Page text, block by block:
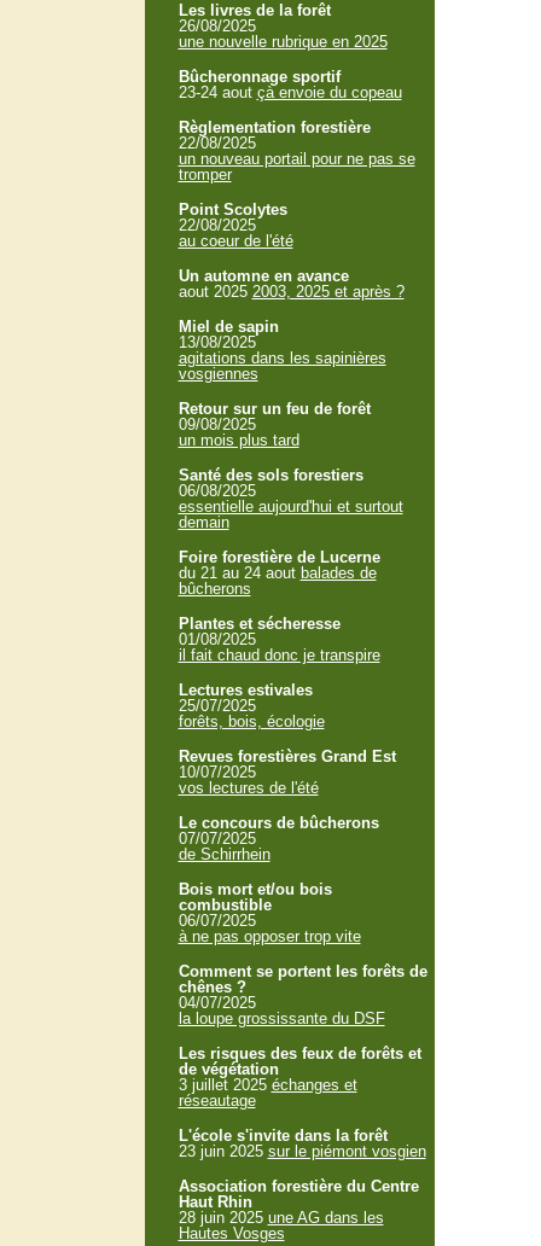
Les livres de la forêt
26/08/2025
une nouvelle rubrique en 2025
Bûcheronnage sportif
23-24 aout çà envoie du copeau
Règlementation forestière
22/08/2025
un nouveau portail pour ne pas se
tromper
Point Scolytes
22/08/2025
au coeur de l'été
Un automne en avance
aout 2025 2003, 2025 et après ?
Miel de sapin
13/08/2025
agitations dans les sapinières
vosgiennes
Retour sur un feu de forêt
09/08/2025
un mois plus tard
Santé des sols forestiers
06/08/2025
essentielle aujourd'hui et surtout
demain
Foire forestière de Lucerne
du 21 au 24 aout balades de
bûcherons
Plantes et sécheresse
01/08/2025
il fait chaud donc je transpire
Lectures estivales
25/07/2025
forêts, bois, écologie
Revues forestières Grand Est
10/07/2025
vos lectures de l'été
Le concours de bûcherons
07/07/2025
de Schirrhein
Bois mort et/ou bois
combustible
06/07/2025
à ne pas opposer trop vite
Comment se portent les forêts de
chênes ?
04/07/2025
la loupe grossissante du DSF
Les risques des feux de forêts et
de végétation
3 juillet 2025 échanges et
réseautage
L'école s'invite dans la forêt
23 juin 2025 sur le piémont vosgien
Association forestière du Centre
Haut Rhin
28 juin 2025 une AG dans les
Hautes Vosges